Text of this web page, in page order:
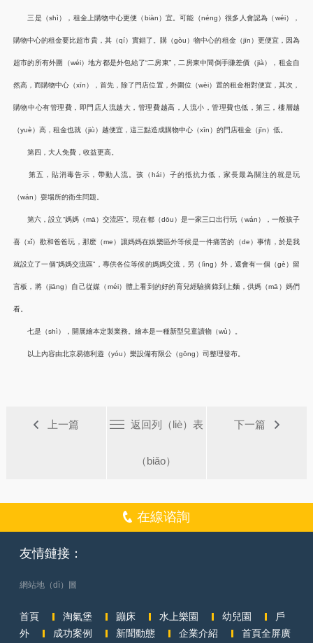
三是（shì），租金上購物中心更便（biàn）宜。可能（néng）很多人會認為（wéi），
購物中心的租金要比超市貴，其（qí）實錯了。購（gòu）物中心的租金（jīn）更便宜，因為
超市的所有外圍（wéi）地方都是外包給了“二房東”，二房東中間倒手賺差價（jià），租金自
然高，而購物中心（xīn），首先，除了門店位置，外圍位（wèi）置的租金相對便宜，其次，
購物中心有管理費，即門店人流越大，管理費越高，人流小，管理費也低，第三，樓層越
（yuè）高，租金也就（jiù）越便宜，這三點造成購物中心（xīn）的門店租金（jīn）低。
第四，大人免費，收益更高。
第五，貼消毒告示，帶動人流。孩（hái）子的抵抗力低，家長最為關注的就是玩
（wán）耍場所的衛生問題。
第六，設立“媽媽（mā）交流區”。現在都（dōu）是一家三口出行玩（wán），一般孩子
喜（xǐ）歡和爸爸玩，那麽（me）讓媽媽在娛樂區外等候是一件痛苦的（de）事情，於是我
就設立了一個“媽媽交流區”，專供各位等候的媽媽交流，另（lìng）外，還會有一個（gè）留
言板，將（jiāng）自己從媒（méi）體上看到的好的育兒經驗摘錄到上麵，供媽（mā）媽們
看。
七是（shì），開展繪本定製業務。繪本是一種新型兒童讀物（wù）。
以上內容由北京易德利遊（yóu）樂設備有限公（gōng）司整理發布。
上一篇 返回列（liè）表
（biǎo）
下一篇
在線谘詢
友情鏈接：
網站地（dì）圖
首頁 淘氣堡 蹦床 水上樂園 幼兒園
戶
外
成功案例 新聞動態 企業介紹 首頁全屏廣